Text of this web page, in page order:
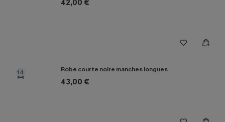
42,00 €
14 Robe courte noire manches longues
43,00 €